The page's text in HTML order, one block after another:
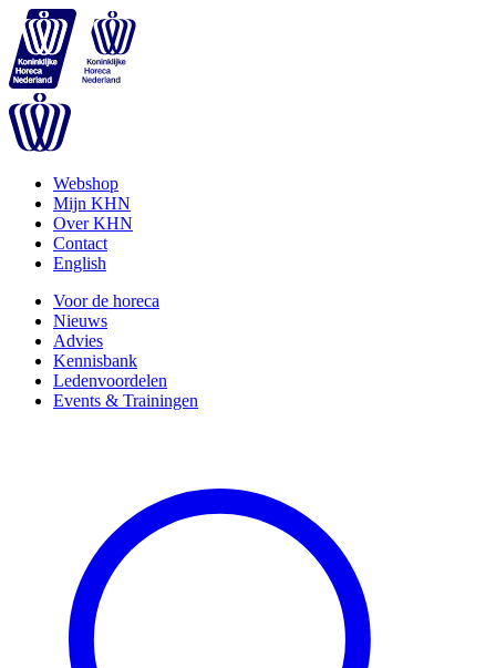
Webshop
Mijn KHN
Over KHN
Contact
English
Voor de horeca
Nieuws
Advies
Kennisbank
Ledenvoordelen
Events & Trainingen